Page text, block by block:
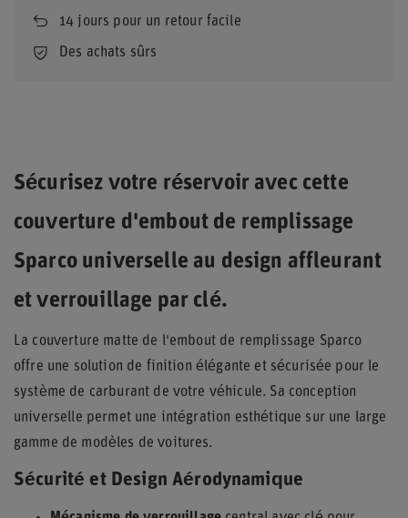
14 jours pour un retour facile
Des achats sûrs
Sécurisez votre réservoir avec cette
couverture d'embout de remplissage
Sparco universelle au design affleurant
et verrouillage par clé.
La couverture matte de l'embout de remplissage Sparco
offre une solution de finition élégante et sécurisée pour le
système de carburant de votre véhicule. Sa conception
universelle permet une intégration esthétique sur une large
gamme de modèles de voitures.
Sécurité et Design Aérodynamique